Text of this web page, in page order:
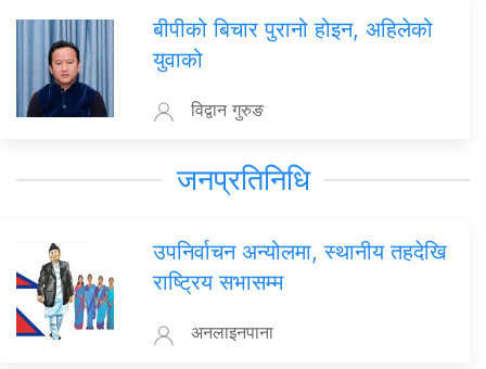
बीपीको बिचार पुरानो होइन, अहिलेको
युवाको
विद्वान गुरुङ
जनप्रतिनिधि
उपनिर्वाचन अन्योलमा, स्थानीय तहदेखि
राष्ट्रिय सभासम्म
अनलाइनपाना